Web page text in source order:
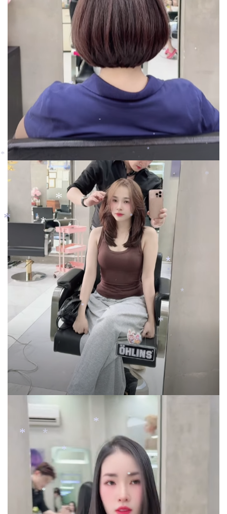
*
*
*
*
*
*
*
*
*
*
*
* *
*